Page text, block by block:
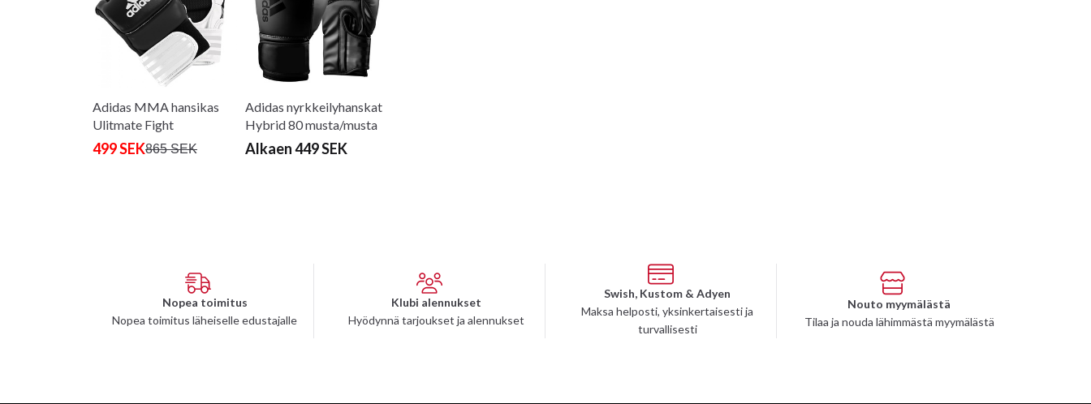
Adidas MMA hansikas
Ulitmate Fight
musta/valkoinen
499 SEK865 SEK
Adidas nyrkkeilyhanskat
Hybrid 80 musta/musta
Alkaen 449 SEK
Nopea toimitus
Nopea toimitus läheiselle edustajalle
Klubi alennukset
Hyödynnä tarjoukset ja alennukset
Swish, Kustom & Adyen
Maksa helposti, yksinkertaisesti ja
turvallisesti
Nouto myymälästä
Tilaa ja nouda lähimmästä myymälästä